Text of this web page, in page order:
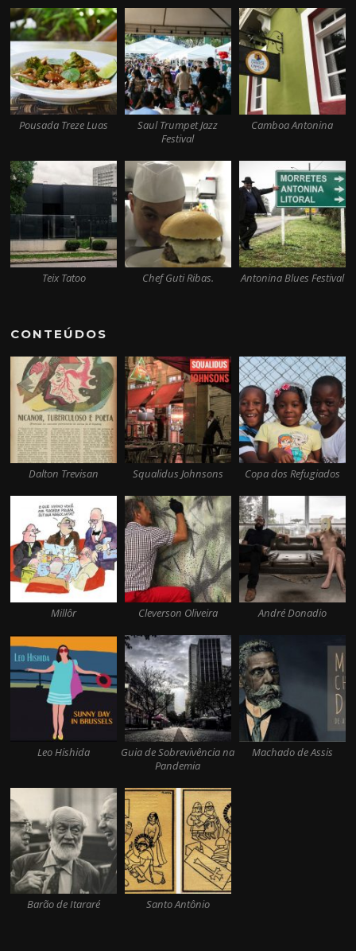
Pousada Treze Luas
Saul Trumpet Jazz
Festival
Camboa Antonina
Teix Tatoo Chef Guti Ribas. Antonina Blues Festival
CONTEÚDOS
Dalton Trevisan Squalidus Johnsons Copa dos Refugiados
Millôr Cleverson Oliveira André Donadio
Leo Hishida
Guia de Sobrevivência na
Pandemia
Machado de Assis
Barão de Itararé Santo Antônio